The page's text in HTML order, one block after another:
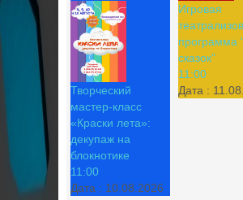
Творческий
мастер-класс
«Краски лета»:
декупаж на
блокнотике
11:00
Дата : 10.08.2026
Игровая
программа
сказок"
11:00
Дата :